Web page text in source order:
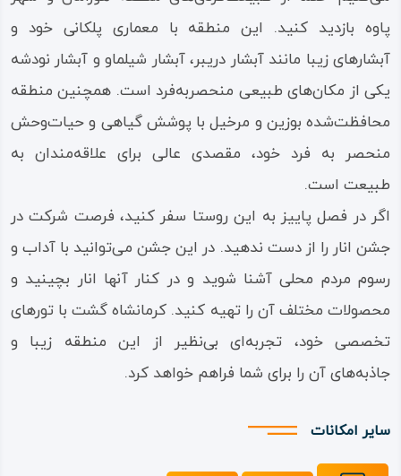
پاوه بازدید کنید. این منطقه با معماری پلکانی خود و
آبشارهای زیبا مانند آبشار دریبر، آبشار شیلماو و آبشار نودشه
یکی از مکان‌های طبیعی منحصربه‌فرد است. همچنین منطقه
محافظت‌شده بوزین و مرخیل با پوشش گیاهی و حیات‌وحش
منحصر به فرد خود، مقصدی عالی برای علاقه‌مندان به
طبیعت است.
اگر در فصل پاییز به این روستا سفر کنید، فرصت شرکت در
جشن انار را از دست ندهید. در این جشن می‌توانید با آداب و
رسوم مردم محلی آشنا شوید و در کنار آنها انار بچینید و
محصولات مختلف آن را تهیه کنید. کرمانشاه گشت با تورهای
تخصصی خود، تجربه‌ای بی‌نظیر از این منطقه زیبا و
جاذبه‌های آن را برای شما فراهم خواهد کرد.
سایر امکانات